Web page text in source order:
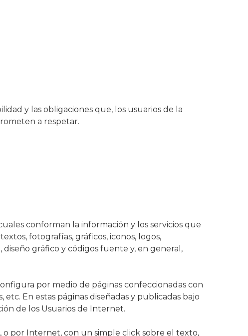
y las obligaciones que, los usuarios de la
a respetar.
conforman la información y los servicios que
fotografías, gráficos, iconos, logos,
diseño gráfico y códigos fuente y, en general,
por medio de páginas confeccionadas con
En estas páginas diseñadas y publicadas bajo
de los Usuarios de Internet.
por Internet, con un simple click sobre el texto,